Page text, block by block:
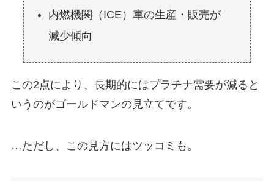
内燃機関（ICE）車の生産・販売が
減少傾向
この2点により、長期的にはプラチナ需要が減ると
いうのがゴールドマンの見立てです。
…ただし、この見方にはツッコミも。